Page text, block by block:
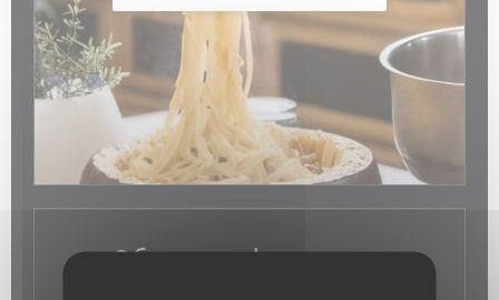
Общая информация